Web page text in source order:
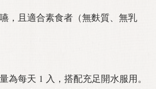
，且適合素食者（無麩質、無乳
為每天 1 入，搭配充足開水服用。